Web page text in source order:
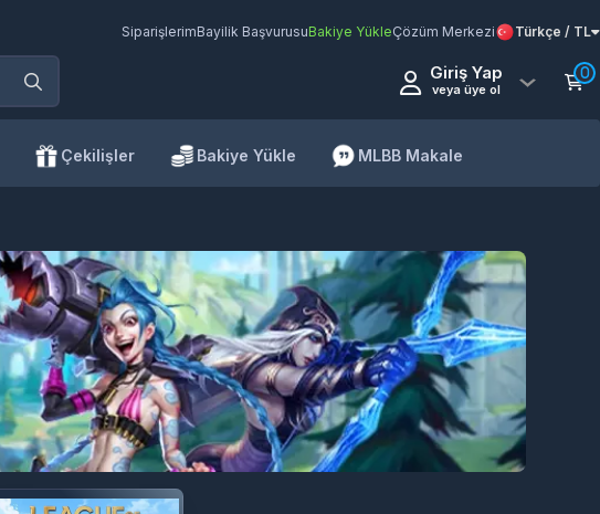
SiparişlerimBayilik BaşvurusuBakiye YükleÇözüm Merkezi Türkçe / TL
Giriş Yap
veya üye ol
0
Çekilişler Bakiye Yükle MLBB Makale